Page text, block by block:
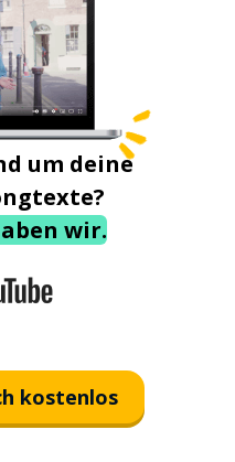
um deine
wir.
kostenlos